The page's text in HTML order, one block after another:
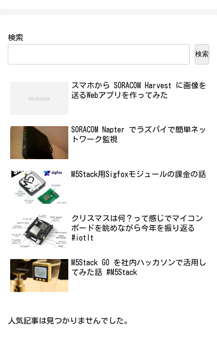
検索
検索
スマホから SORACOM Harvest に画像を
送るWebアプリを作ってみた
SORACOM Napter でラズパイで簡単ネッ
トワーク監視
M5Stack用Sigfoxモジュールの課金の話
クリスマスは何？って感じでマイコン
ボードを眺めながら今年を振り返る
#iotlt
M5Stack GO を社内ハッカソンで活用し
てみた話 #M5Stack
人気記事は見つかりませんでした。